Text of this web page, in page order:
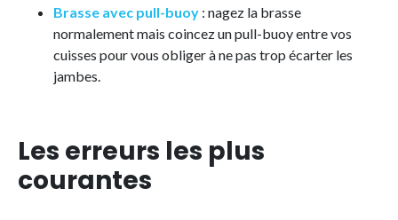
Brasse avec pull-buoy : nagez la brasse
normalement mais coincez un pull-buoy entre vos
cuisses pour vous obliger à ne pas trop écarter les
jambes.
Les erreurs les plus
courantes